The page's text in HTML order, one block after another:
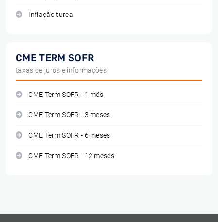
Inflação turca
CME TERM SOFR
taxas de juros e informações
CME Term SOFR - 1 mês
CME Term SOFR - 3 meses
CME Term SOFR - 6 meses
CME Term SOFR - 12 meses